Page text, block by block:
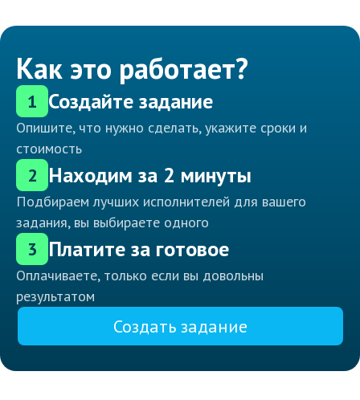
Как это работает?
1 Создайте задание
Опишите, что нужно сделать, укажите сроки и
стоимость
2 Находим за 2 минуты
Подбираем лучших исполнителей для вашего
задания, вы выбираете одного
3 Платите за готовое
Оплачиваете, только если вы довольны
результатом
Создать задание